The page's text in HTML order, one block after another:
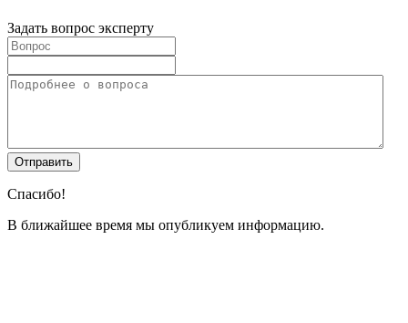
Задать вопрос эксперту
Спасибо!
В ближайшее время мы опубликуем информацию.